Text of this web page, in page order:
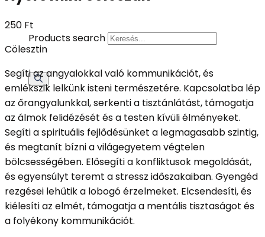
Products search
250 Ft
Cölesztin
Segíti az angyalokkal való kommunikációt, és
emlékszik lelkünk isteni természetére. Kapcsolatba lép
az őrangyalunkkal, serkenti a tisztánlátást, támogatja
az álmok felidézését és a testen kívüli élményeket.
Segíti a spirituális fejlődésünket a legmagasabb szintig,
és megtanít bízni a világegyetem végtelen
bölcsességében. Elősegíti a konfliktusok megoldását,
és egyensúlyt teremt a stressz időszakaiban. Gyengéd
rezgései lehűtik a lobogó érzelmeket. Elcsendesíti, és
kiélesíti az elmét, támogatja a mentális tisztaságot és
a folyékony kommunikációt.